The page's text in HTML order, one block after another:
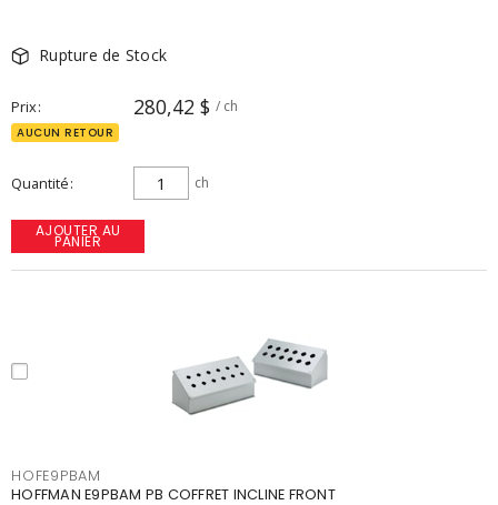
Rupture de Stock
Prix 280,42 $ / ch
AUCUN RETOUR
Quantité ch
AJOUTER AU
PANIER
HOFE9PBAM
HOFFMAN E9PBAM PB COFFRET INCLINE FRONT